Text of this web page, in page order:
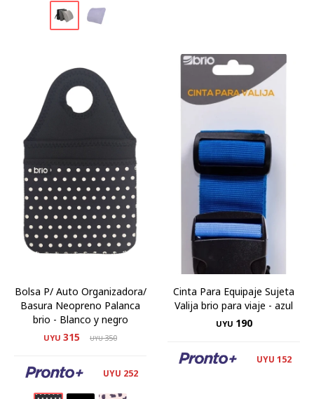
Bolsa P/ Auto Organizadora/
Basura Neopreno Palanca
brio - Blanco y negro
UYU 315 UYU350
UYU 252
Cinta Para Equipaje Sujeta
Valija brio para viaje - azul
UYU 190
UYU 152